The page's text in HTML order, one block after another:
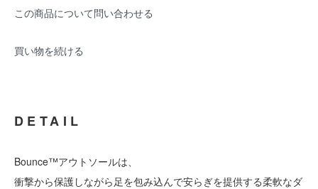
この商品について問い合わせる
買い物を続ける
DETAIL
Bounce™アウトソールは、
衝撃から保護しながら足を包み込んで安らぎを提供する柔軟なダ